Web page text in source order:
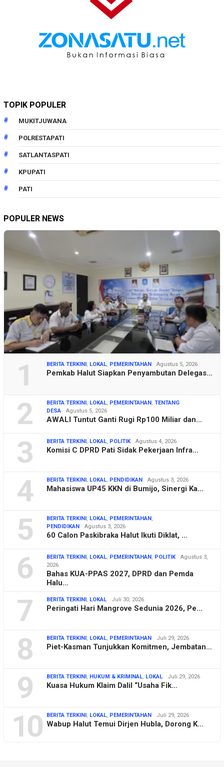
TOPIK POPULER
MUKITJUWANA
POLRESTAPATI
SATLANTASPATI
KPUPATI
PATI
POPULER NEWS
1 BERITA TERKINI , LOKAL, PEMERINTAHAN Agustus 5, 2026
Pemkab Halut Siapkan Penyambutan Delegas…
2 BERITA TERKINI , LOKAL, PEMERINTAHAN , TENTANG
DESA
Agustus 5, 2026
AWALI Tuntut Ganti Rugi Rp100 Miliar dan…
3 BERITA TERKINI , LOKAL, POLITIK Agustus 4, 2026
Komisi C DPRD Pati Sidak Pekerjaan Infra…
4 BERITA TERKINI , LOKAL, PENDIDIKAN Agustus 3, 2026
Mahasiswa UP45 KKN di Bumijo, Sinergi Ka…
5 BERITA TERKINI , LOKAL, PEMERINTAHAN ,
PENDIDIKAN
Agustus 3, 2026
60 Calon Paskibraka Halut Ikuti Diklat, …
6 BERITA TERKINI , LOKAL, PEMERINTAHAN , POLITIK
Agustus 3,
2026
Bahas KUA-PPAS 2027, DPRD dan Pemda
Halu…
7 BERITA TERKINI , LOKAL Juli 30, 2026
Peringati Hari Mangrove Sedunia 2026, Pe…
8 BERITA TERKINI , LOKAL, PEMERINTAHAN Juli 29, 2026
Piet-Kasman Tunjukkan Komitmen, Jembatan…
9 BERITA TERKINI , HUKUM & KRIMINAL, LOKAL Juli 29, 2026
Kuasa Hukum Klaim Dalil “Usaha Fik…
10 BERITA TERKINI , LOKAL, PEMERINTAHAN Juli 29, 2026
Wabup Halut Temui Dirjen Hubla, Dorong K…